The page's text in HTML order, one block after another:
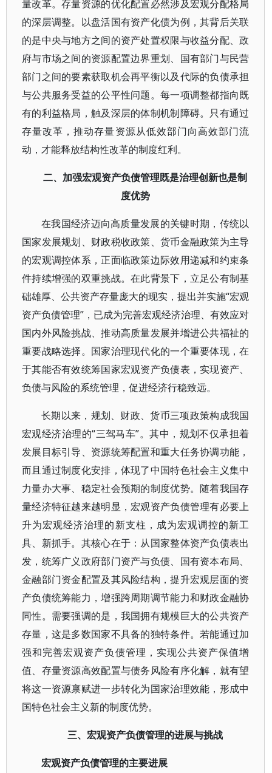
量改革。存量资源的优化配置必然涉及宏观分配格局
的深层调整。以盘活国有资产化债为例，其背后关联
的是中央与地方之间的资产处置权限与收益分配、政
府与市场之间的资源配置边界重划、国有部门与民营
部门之间的要素获取机会再平衡以及代际的负债承担
与公共服务受益的公平性问题。每一项调整都指向既
有的利益格局，触及深层的体制机制障碍。只有通过
存量改革，推动存量资源从低效部门向高效部门流
动，才能释放结构性改革的制度红利。
二、加强宏观资产负债管理既是治理创新也是制
度优势
在我国经济迈向高质量发展的关键时期，传统以
国家发展规划、财政税收政策、货币金融政策为主导
的宏观调控体系，正面临政策边际效用递减和约束条
件持续增强的双重挑战。在此背景下，立足公有制基
础雄厚、公共资产存量庞大的现实，提出并实施“宏观
资产负债管理”，已成为完善宏观经济治理、有效应对
国内外风险挑战、推动高质量发展并增进公共福祉的
重要战略选择。国家治理现代化的一个重要体现，在
于其能否有效统筹国家宏观资产负债表，实现资产、
负债与风险的系统管理，促进经济行稳致远。
长期以来，规划、财政、货币三项政策构成我国
宏观经济治理的“三驾马车”。其中，规划不仅承担着
发展目标引导、资源统筹配置和重大任务协调功能，
而且通过制度化安排，体现了中国特色社会主义集中
力量办大事、稳定社会预期的制度优势。随着我国存
量经济特征越来越明显，宏观资产负债管理有必要上
升为宏观经济治理的新支柱，成为宏观调控的新工
具、新抓手。其核心在于：从国家整体资产负债表出
发，统筹广义政府部门资产与负债、国有资本布局、
金融部门资金配置及其风险结构，提升宏观层面的资
产负债统筹能力，增强跨周期调节能力和财政金融协
同性。需要强调的是，我国拥有规模巨大的公共资产
存量，这是多数国家不具备的独特条件。若能通过加
强和完善宏观资产负债管理，实现公共资产保值增
值、存量资源高效配置与债务风险有序化解，就有望
将这一资源禀赋进一步转化为国家治理效能，形成中
国特色社会主义新的制度优势。
三、宏观资产负债管理的进展与挑战
宏观资产负债管理的主要进展